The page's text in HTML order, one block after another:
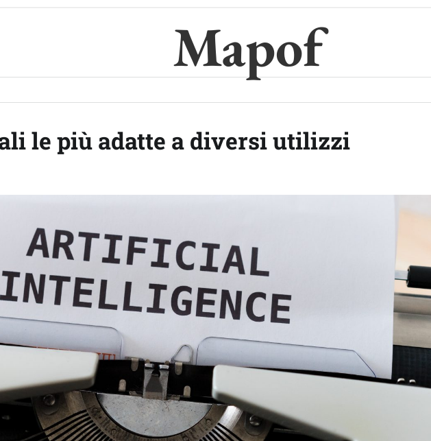
Mapof
le più adatte a diversi utilizzi